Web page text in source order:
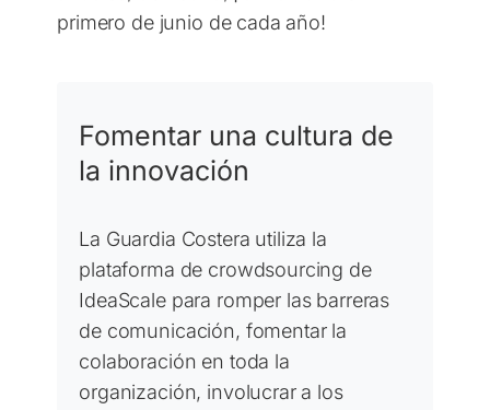
primero de junio de cada año!
Fomentar una cultura de
la innovación
La Guardia Costera utiliza la
plataforma de crowdsourcing de
IdeaScale para romper las barreras
de comunicación, fomentar la
colaboración en toda la
organización, involucrar a los